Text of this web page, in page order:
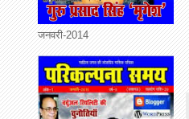
जनवरी-2014